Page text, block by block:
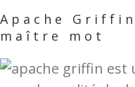
Apache
maître mot